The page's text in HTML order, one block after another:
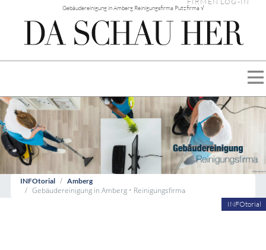
Gebäudereinigung in Amberg Reinigungsfirma Putzfirma √
INFOtorial Amberg
Gebäudereinigung in Amberg • Reinigungsfirma
INFOtorial